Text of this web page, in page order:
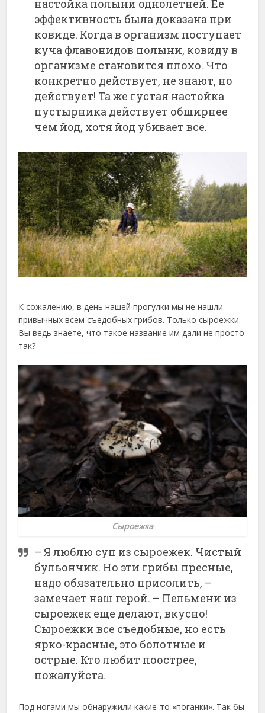
настойка полыни однолетней. Ее
эффективность была доказана при
ковиде. Когда в организм поступает
куча флавонидов полыни, ковиду в
организме становится плохо. Что
конкретно действует, не знают, но
действует! Та же густая настойка
пустырника действует обширнее
чем йод, хотя йод убивает все.
К сожалению, в день нашей прогулки мы не нашли
привычных всем съедобных грибов. Только сыроежки.
Вы ведь знаете, что такое название им дали не просто
так?
Сыроежка
– Я люблю суп из сыроежек. Чистый
бульончик. Но эти грибы пресные,
надо обязательно присолить, –
замечает наш герой. – Пельмени из
сыроежек еще делают, вкусно!
Сыроежки все съедобные, но есть
ярко-красные, это болотные и
острые. Кто любит поострее,
пожалуйста.
Под ногами мы обнаружили какие-то «поганки». Так бы